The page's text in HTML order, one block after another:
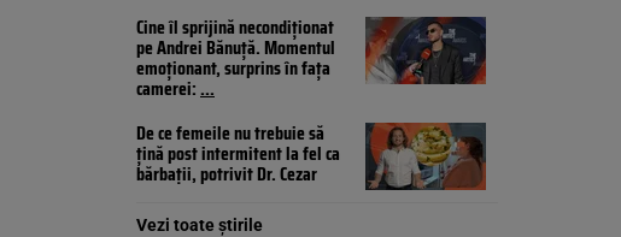
Cine îl sprijină necondiționat
pe Andrei Bănuță. Momentul
emoționant, surprins în fața
camerei:...
De ce femeile nu trebuie să
țină post intermitent la fel ca
bărbații, potrivit Dr. Cezar
Vezi toate știrile